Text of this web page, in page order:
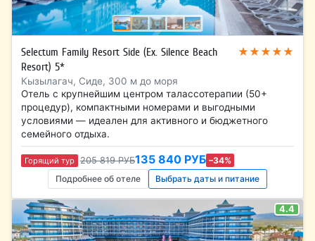
Selectum Family Resort Side (Ex. Silence Beach
Resort) 5*
★★★★★
Кызылагач, Сиде, 300 м до моря
Отель с крупнейшим центром талассотерапии (50+
процедур), компактными номерами и выгодными
условиями — идеален для активного и бюджетного
семейного отдыха.
Горящий тур 205 819 РУБ135 840 РУБ –34%
Подробнее об отеле
Выбрать даты и питание
4.4